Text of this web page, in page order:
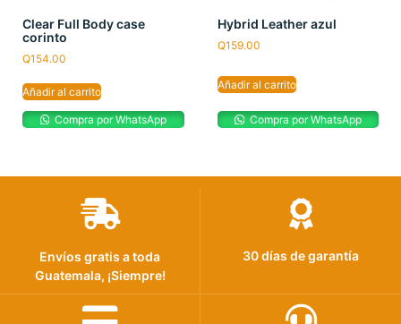
Clear Full Body case
corinto
Q154.00
Añadir al carrito
Compra por WhatsApp
Hybrid Leather azul
Q159.00
Añadir al carrito
Compra por WhatsApp
Envíos gratis a toda
Guatemala, ¡Siempre!
30 días de garantía